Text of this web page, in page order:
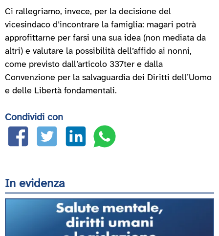
Ci rallegriamo, invece, per la decisione del
vicesindaco d’incontrare la famiglia: magari potrà
approfittarne per farsi una sua idea (non mediata da
altri) e valutare la possibilità dell’affido ai nonni,
come previsto dall’articolo 337ter e dalla
Convenzione per la salvaguardia dei Diritti dell’Uomo
e delle Libertà fondamentali.
Condividi con
In evidenza